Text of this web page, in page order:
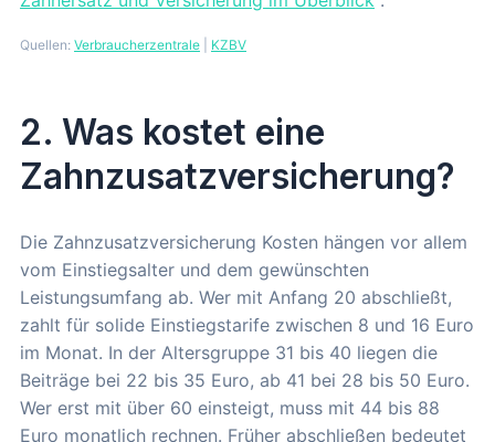
Quellen: Verbraucherzentrale KZBV
2. Was kostet eine
Zahnzusatzversicherung?
Die Zahnzusatzversicherung Kosten hängen vor allem
vom Einstiegsalter und dem gewünschten
Leistungsumfang ab. Wer mit Anfang 20 abschließt,
zahlt für solide Einstiegstarife zwischen 8 und 16 Euro
im Monat. In der Altersgruppe 31 bis 40 liegen die
Beiträge bei 22 bis 35 Euro, ab 41 bei 28 bis 50 Euro.
Wer erst mit über 60 einsteigt, muss mit 44 bis 88
Euro monatlich rechnen. Früher abschließen bedeutet